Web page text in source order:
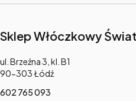
Sklep Włóczkowy Świat
Adres:
ul. Brzeźna 3, kl. B1
90-303 Łódź
602 765 093